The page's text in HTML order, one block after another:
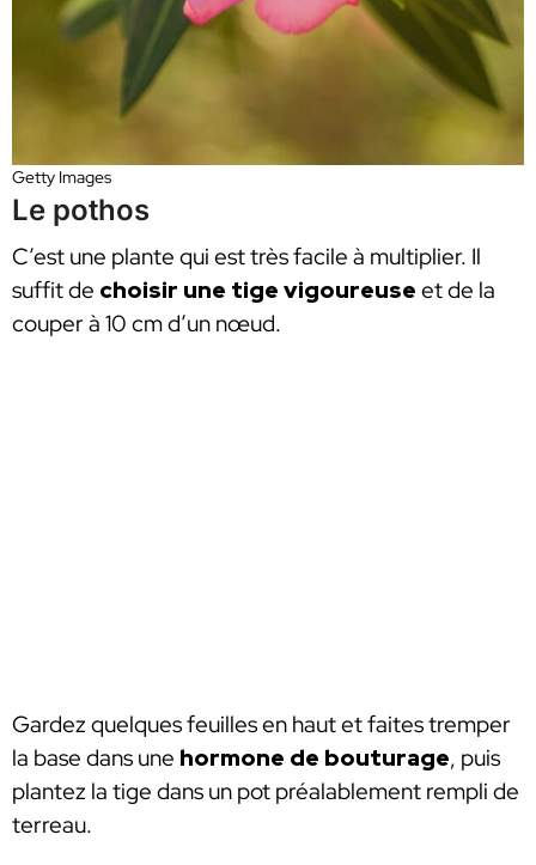
Getty Images
Le pothos
C’est une plante qui est très facile à multiplier. Il
suffit de choisir une tige vigoureuse et de la
couper à 10 cm d’un nœud.
Gardez quelques feuilles en haut et faites tremper
la base dans une hormone de bouturage, puis
plantez la tige dans un pot préalablement rempli de
terreau.